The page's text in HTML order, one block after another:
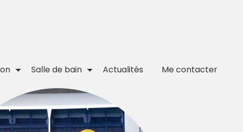
Salle de bain Actualités Me contacter